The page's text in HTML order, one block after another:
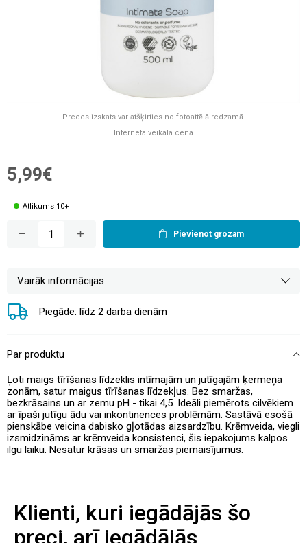
Preces izskats var atšķirties no fotoattēlā redzamā.
Interneta veikala cena
5,99€
Atlikums 10+
Pievienot grozam
Vairāk informācijas
Piegāde: līdz 2 darba dienām
Par produktu
Ļoti maigs tīrīšanas līdzeklis intīmajām un jutīgajām ķermeņa
zonām, satur maigus tīrīšanas līdzekļus. Bez smaržas,
bezkrāsains un ar zemu pH - tikai 4,5. Ideāli piemērots cilvēkiem
ar īpaši jutīgu ādu vai inkontinences problēmām. Sastāvā esošā
pienskābe veicina dabisko gļotādas aizsardzību. Krēmveida, viegli
izsmidzināms ar krēmveida konsistenci, šis iepakojums kalpos
ilgu laiku. Nesatur krāsas un smaržas piemaisījumus.
Klienti, kuri iegādājās šo
preci, arī iegādājās